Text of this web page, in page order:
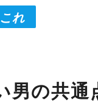
れ
男の共通